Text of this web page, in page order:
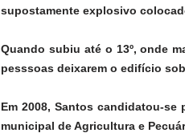
supostamente explosivo
Quando subiu até o 13º, onde
pesssoas deixarem o edifício
Em 2008, Santos candidatou-
municipal de Agricultura e